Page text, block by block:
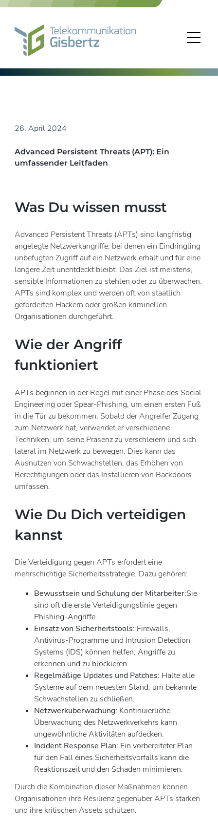
Skip
26. April 2024
Advanced Persistent Threats (APT): Ein
umfassender Leitfaden
Was Du wissen musst
Advanced Persistent Threats (APTs) sind langfristig
angelegte Netzwerkangriffe, bei denen ein Eindringling
unbefugten Zugriff auf ein Netzwerk erhält und für eine
längere Zeit unentdeckt bleibt. Das Ziel ist meistens,
sensible Informationen zu stehlen oder zu überwachen.
APTs sind komplex und werden oft von staatlich
geförderten Hackern oder großen kriminellen
Organisationen durchgeführt.
Wie der Angriff
funktioniert
APTs beginnen in der Regel mit einer Phase des Social
Engineering oder Spear-Phishing, um einen ersten Fuß
in die Tür zu bekommen. Sobald der Angreifer Zugang
zum Netzwerk hat, verwendet er verschiedene
Techniken, um seine Präsenz zu verschleiern und sich
lateral im Netzwerk zu bewegen. Dies kann das
Ausnutzen von Schwachstellen, das Erhöhen von
Berechtigungen oder das Installieren von Backdoors
umfassen.
Wie Du Dich verteidigen
kannst
Die Verteidigung gegen APTs erfordert eine
mehrschichtige Sicherheitsstrategie. Dazu gehören:
Bewusstsein und Schulung der Mitarbeiter:Sie
sind oft die erste Verteidigungslinie gegen
Phishing-Angriffe.
Einsatz von Sicherheitstools: Firewalls,
Antivirus-Programme und Intrusion Detection
Systems (IDS) können helfen, Angriffe zu
erkennen und zu blockieren.
Regelmäßige Updates und Patches: Halte alle
Systeme auf dem neuesten Stand, um bekannte
Schwachstellen zu schließen.
Netzwerküberwachung: Kontinuierliche
Überwachung des Netzwerkverkehrs kann
ungewöhnliche Aktivitäten aufdecken.
Incident Response Plan: Ein vorbereiteter Plan
für den Fall eines Sicherheitsvorfalls kann die
Reaktionszeit und den Schaden minimieren.
Durch die Kombination dieser Maßnahmen können
Organisationen ihre Resilienz gegenüber APTs stärken
und ihre kritischen Assets schützen.